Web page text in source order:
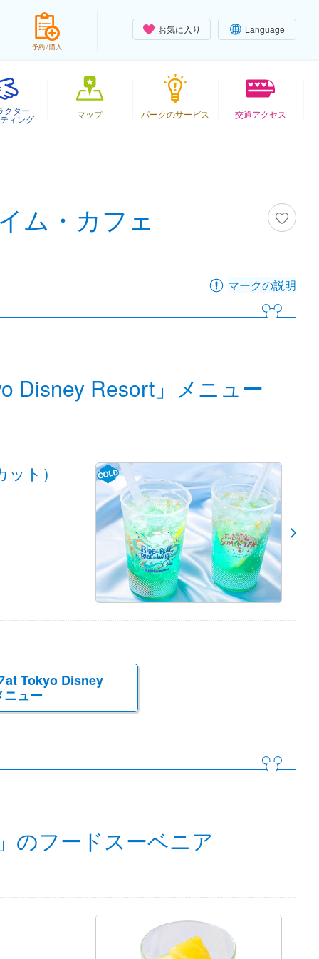
お気に入り Language
予約 / 購入
クター
ィング マップ パークのサービス 交通アクセス
ム・カフェ
マークの説明
Disney Resort」メニュー
ト）
at Tokyo Disney
ュー
のフードスーベニア